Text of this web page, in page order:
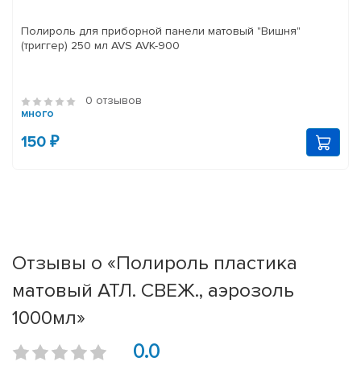
Полироль для приборной панели матовый "Вишня"
(триггер) 250 мл AVS AVK-900
0 отзывов
много
150 ₽
Отзывы о «Полироль пластика
матовый АТЛ. СВЕЖ., аэрозоль
1000мл»
0.0